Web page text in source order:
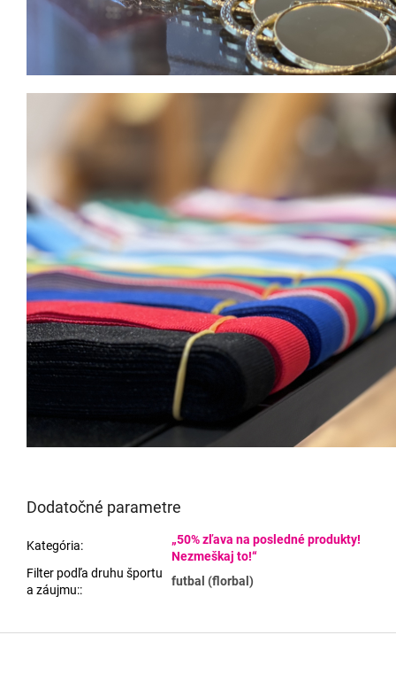
Dodatočné parametre
Kategória:
„50% zľava na posledné produkty!
Nezmeškaj to!“
Filter podľa druhu športu
a záujmu::
futbal (florbal)